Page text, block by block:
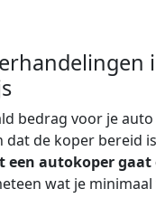
bedrag voor je
dat de koper bereid
een autokoper
wat je